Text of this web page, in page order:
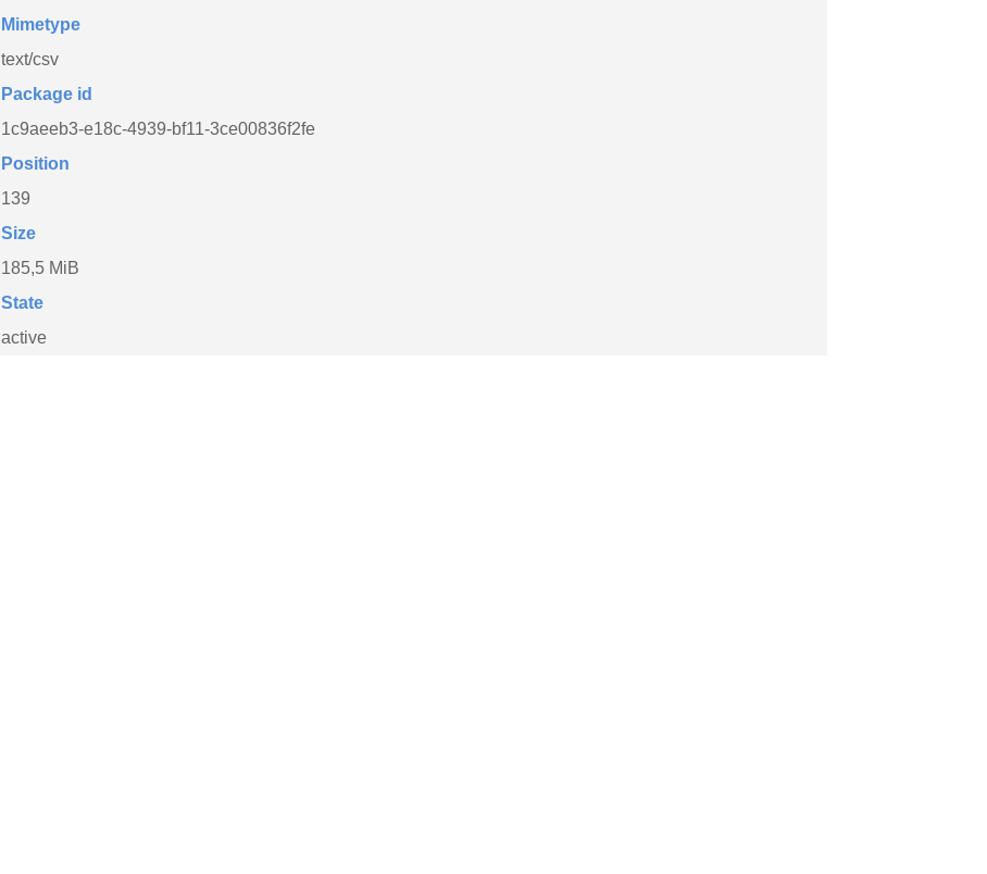
Mimetype
text/csv
Package id
1c9aeeb3-e18c-4939-bf11-3ce00836f2fe
Position
139
Size
185,5 MiB
State
active